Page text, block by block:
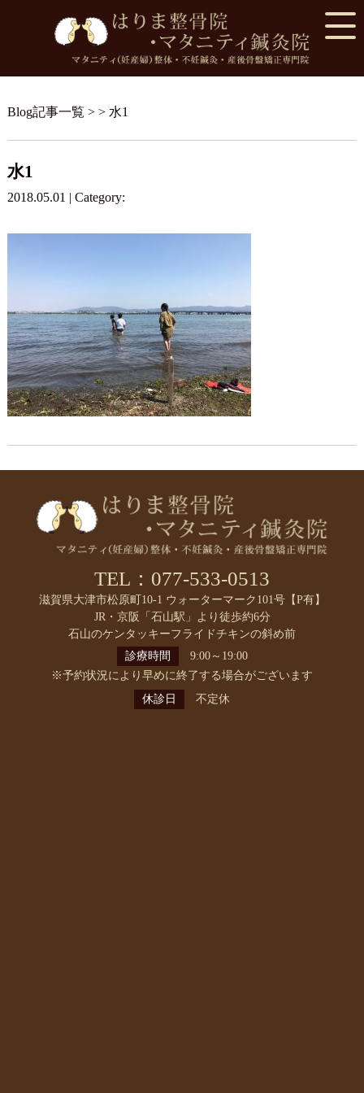
Blog記事一覧 > > 水1
水1
2018.05.01 | Category:
TEL：077-533-0513
滋賀県大津市松原町10-1 ウォーターマーク101号【P有】
JR・京阪「石山駅」より徒歩約6分
石山のケンタッキーフライドチキンの斜め前
診療時間
9:00～19:00
※予約状況により早めに終了する場合がございます
休診日
不定休